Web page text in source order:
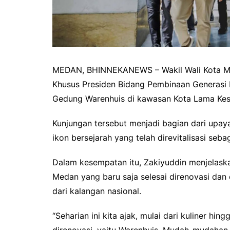
MEDAN, BHINNEKANEWS – Wakil Wali
Khusus Presiden Bidang Pembinaan
Gedung Warenhuis di kawasan Kota Lama
Kunjungan tersebut menjadi bagian dari
ikon bersejarah yang telah direvitalisasi
Dalam kesempatan itu, Zakiyuddin
Medan yang baru saja selesai direnovasi
dari kalangan nasional.
“Seharian ini kita ajak, mulai dari kuliner